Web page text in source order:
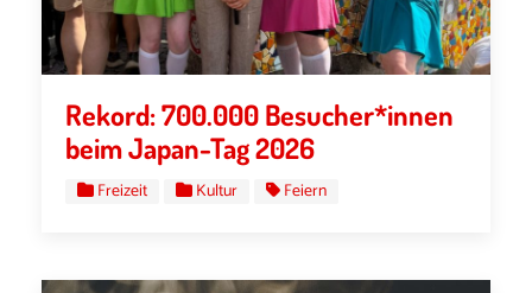
Rekord: 700.000 Besucher*innen
beim Japan-Tag 2026
Freizeit Kultur Feiern